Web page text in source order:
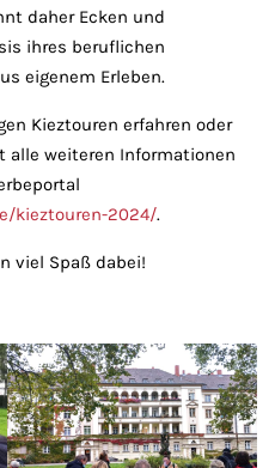
daher Ecken und
ihres beruflichen
eigenem Erleben.
Kieztouren erfahren oder
weiteren Informationen
kieztouren-2024/.
viel Spaß dabei!